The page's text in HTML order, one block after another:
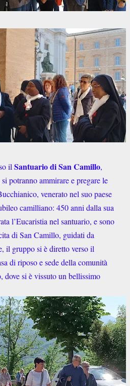
il Santuario di San Camillo,
potranno ammirare e pregare le
venerato nel suo paese
camilliano: 450 anni dalla sua
l’Eucaristia nel santuario, e sono
di San Camillo, guidati da
il gruppo si è diretto verso il
di riposo e sede della comunità
si è vissuto un bellissimo